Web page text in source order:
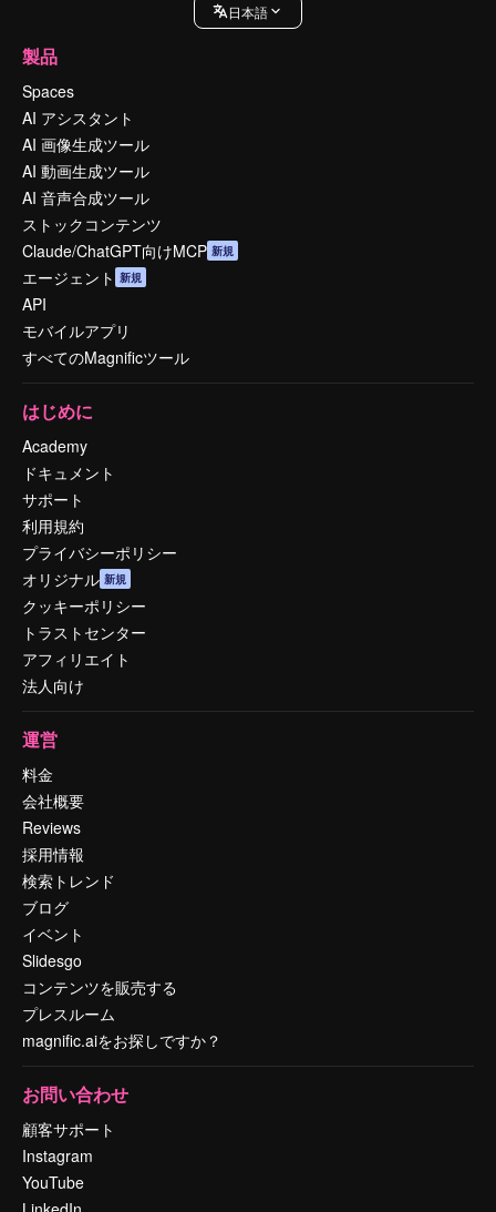
日本語
製品
Spaces
AI アシスタント
AI 画像生成ツール
AI 動画生成ツール
AI 音声合成ツール
ストックコンテンツ
Claude/ChatGPT向けMCP 新規
エージェント 新規
API
モバイルアプリ
すべてのMagnificツール
はじめに
Academy
ドキュメント
サポート
利用規約
プライバシーポリシー
オリジナル 新規
クッキーポリシー
トラストセンター
アフィリエイト
法人向け
運営
料金
会社概要
Reviews
採用情報
検索トレンド
ブログ
イベント
Slidesgo
コンテンツを販売する
プレスルーム
magnific.aiをお探しですか？
お問い合わせ
顧客サポート
Instagram
YouTube